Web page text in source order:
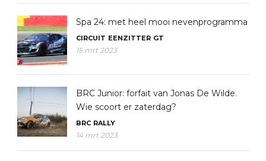
Spa 24: met heel mooi nevenprogramma
CIRCUIT EENZITTER GT
15 mrt 2023
BRC Junior: forfait van Jonas De Wilde.
Wie scoort er zaterdag?
BRC RALLY
14 mrt 2023